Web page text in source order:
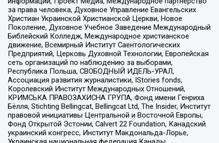
за права человека, Духовное Управление Евангельских
Христиан Украинской Христианской Церкви, Новое
Поколение, Духовное Учебное Заведение Международный
Библейский Колледж, Международное христианское
движение, Всемирный Институт Саентологических
Предприятий, Церковь Духовной Технологии, Европейская
сеть организаций по наблюдению за выборами,
Республика Польша, СВОБОДНЫЙ ИДЕЛЬ-УРАЛ,
Ассоциация развития журналистики, IStories fonds,
Королевский Институт Международных Отношений,
КРИМСЬКА ПРАВОЗАХИСНА ГРУПА, Фонд имени Генриха
Бёлля, Stichting Bellingcat, Bellingcat Ltd, The Insider, Институт
правовой инициативы Центральной и Восточной Европы,
Фонд Открытой Эстонии, Calvert 22 Foundation, Канадский
украинский конгресс, Институт Макдональда-Лорье,